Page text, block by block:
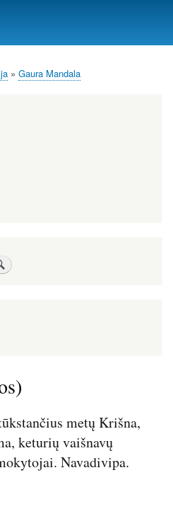
Gaura Mandala
metų Krišna,
keturių vaišnavų
Navadivipa.